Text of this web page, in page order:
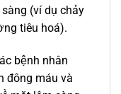
(ví dụ chảy
tiêu hoá).
bệnh nhân
đông máu và